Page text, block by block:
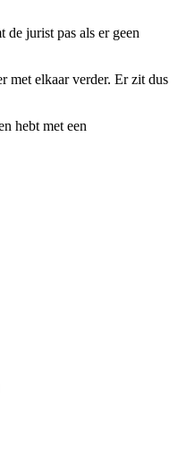
de jurist pas als er geen
met elkaar verder. Er zit dus
hebt met een